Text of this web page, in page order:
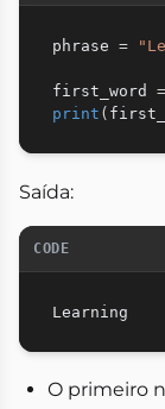
phrase =
first_word =
print (
Saída:
CODE
O primeiro